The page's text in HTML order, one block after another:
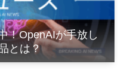
！OpenAIが手放し
とは？